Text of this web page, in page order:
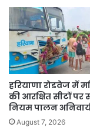
न
जाम
झाम;
क्या
सरकार
का
प्लान?
हरियाणा रोडवेज में
की आरक्षित सीटों पर
नियम पालन
August 7, 2026